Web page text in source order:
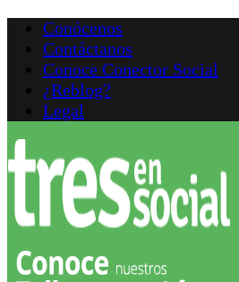
Conócenos
Contáctanos
Conoce Conector Social
¿Reblog?
Legal